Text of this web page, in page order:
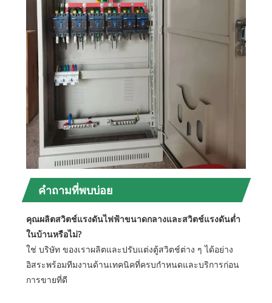
คำถามที่พบบ่อย
คุณผลิตสวิตช์แรงดันไฟฟ้าขนาดกลางและสวิตช์แรงดันต่ำ
ในบ้านหรือไม่?
ใช่ บริษัท ของเราผลิตและปรับแต่งตู้สวิตช์ต่าง ๆ ได้อย่าง
อิสระพร้อมทีมงานด้านเทคนิคที่ครบกำหนดและบริการก่อน
การขายที่ดี